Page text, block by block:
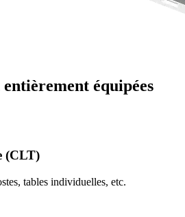
entièrement équipées
(CLT)
tables individuelles, etc.